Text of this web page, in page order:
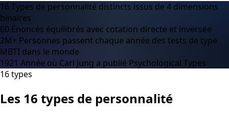
16 Types de personnalité distincts issus de 4 dimensions
binaires
60 Énoncés équilibrés avec cotation directe et inversée
2M+ Personnes passent chaque année des tests de type
MBTI dans le monde
1921 Année où Carl Jung a publié Psychological Types
16 types
Les 16 types de personnalité